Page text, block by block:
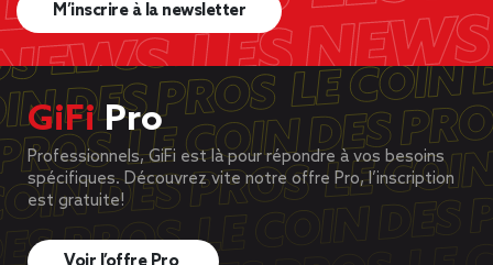
M’inscrire à la newsletter
GiFiPro
Professionnels, GiFi est là pour répondre à vos besoins
spécifiques. Découvrez vite notre offre Pro, l’inscription
est gratuite!